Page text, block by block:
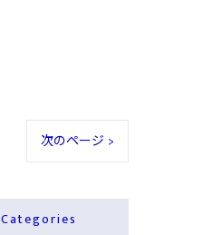
次のページ >
Categories